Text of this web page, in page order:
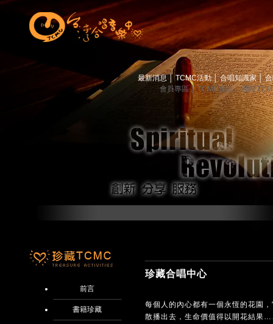
最新消息 TCMC活動│ 合唱知識家│
會員專區│ TCMC會訊│ 關於
前言
書籍珍藏
珍藏合唱中心
每個人的內心都有一個永恆的花園
散播出去，生命價值得以開花結果